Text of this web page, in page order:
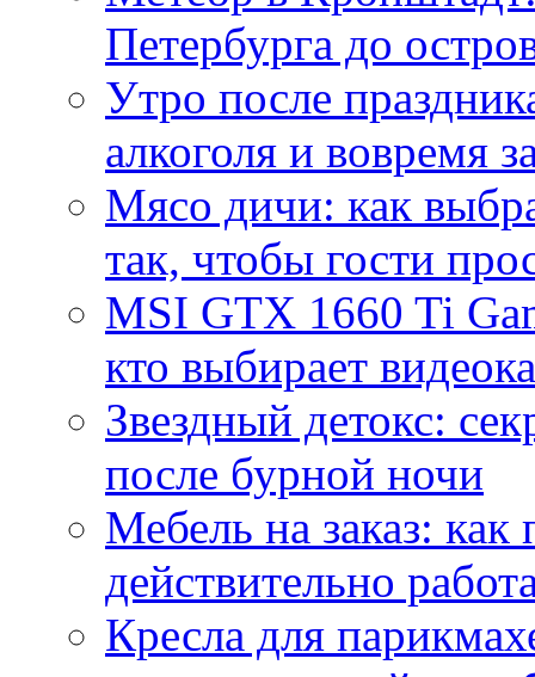
Петербурга до
Утро после
алкоголя и вовремя
Мясо дичи: как
так, чтобы гости
MSI GTX 1660 Ti
кто выбирает
Звездный детокс:
после бурной ночи
Мебель на заказ:
действительно
Кресла для